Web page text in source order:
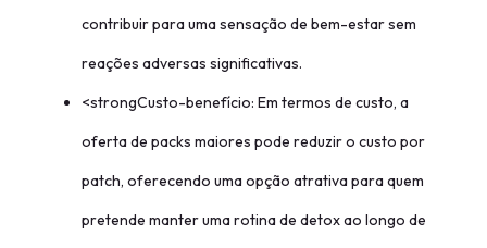
contribuir para uma sensação de bem-estar sem
reações adversas significativas.
<strongCusto-benefício: Em termos de custo, a
oferta de packs maiores pode reduzir o custo por
patch, oferecendo uma opção atrativa para quem
pretende manter uma rotina de detox ao longo de